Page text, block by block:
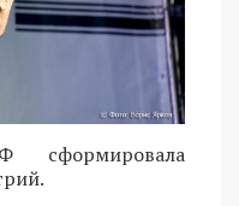
сформировала